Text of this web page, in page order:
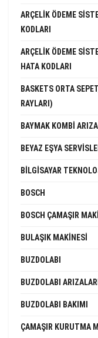
ARÇELIK ÖDEME
KODLARI
ARÇELIK ÖDEME
HATA KODLARI
BASKETS ORTA
RAYLARI)
BAYMAK KOMBI
BEYAZ EŞYA
BILGISAYAR
BOSCH
BOSCH ÇAMAŞIR
BULAŞIK MAKINESI
BUZDOLABI
BUZDOLABI ARIZALARI
BUZDOLABI BAKIMI
ÇAMAŞIR KURUTMA